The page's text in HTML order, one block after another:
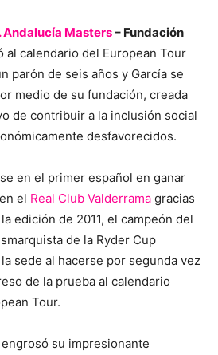
Andalucía Masters– Fundación
al calendario del European Tour
parón de seis años y García se
medio de su fundación, creada
de contribuir a la inclusión social
desfavorecidos.
en el primer español en ganar
el Real Club Valderrama gracias
edición de 2011, el campeón del
de la Ryder Cup
sede al hacerse por segunda vez
de la prueba al calendario
Tour.
engrosó su impresionante